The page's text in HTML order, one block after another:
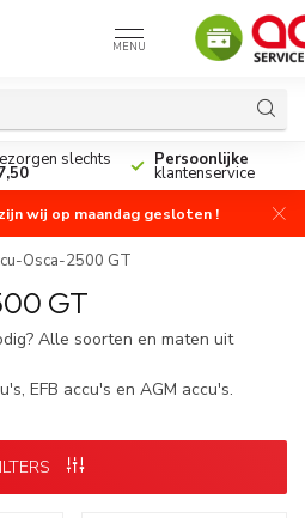
MENU
slechts Persoonlijke
klantenservice
wij op maandag gesloten !
Osca-2500 GT
GT
Alle soorten en maten uit
EFB accu's en AGM accu's.